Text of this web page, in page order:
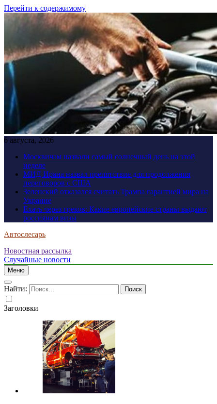
Перейти к содержимому
6 августа, 2026
Москвичам назвали самый солнечный день на этой
неделе
МИД Ирана назвал препятствие для продолжения
переговоров с США
Зеленский отказался считать Трампа гарантией мира на
Украине
Ехать через греков: Какие европейские страны выдают
россиянам визы
Автослесарь
Новостная рассылка
Случайные новости
Меню
Найти:
Заголовки